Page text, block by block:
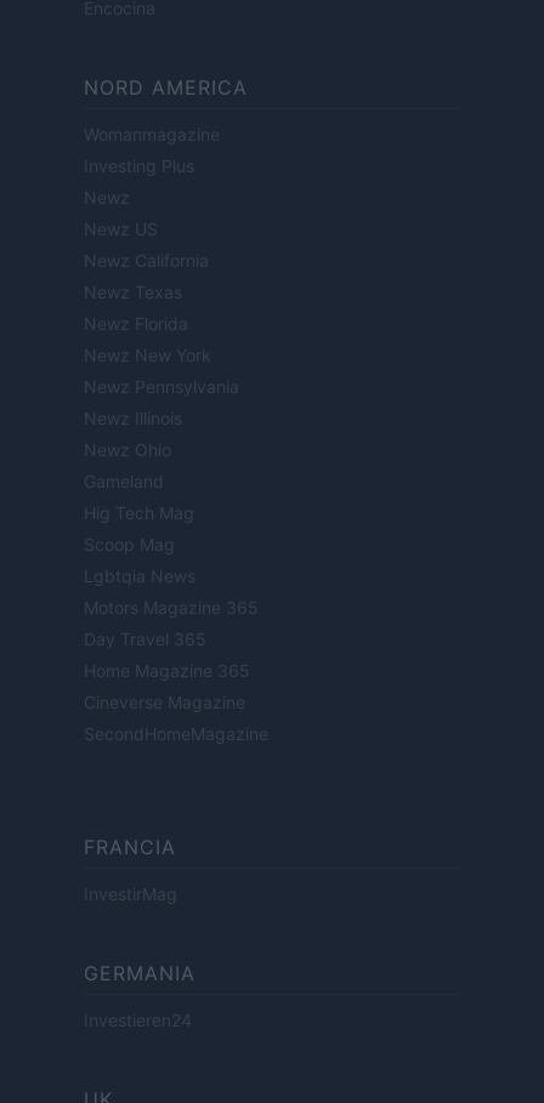
Encocina
NORD AMERICA
Womanmagazine
Investing Plus
Newz
Newz US
Newz California
Newz Texas
Newz Florida
Newz New York
Newz Pennsylvania
Newz Illinois
Newz Ohio
Gameland
Hig Tech Mag
Scoop Mag
Lgbtqia News
Motors Magazine 365
Day Travel 365
Home Magazine 365
Cineverse Magazine
SecondHomeMagazine
FRANCIA
InvestirMag
GERMANIA
Investieren24